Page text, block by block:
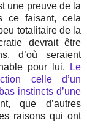
une preuve de la
ce faisant, cela
totalitaire de la
devrait être
d’où seraient
pour lui.
Le
celle d’un
instincts d’une
que d’autres
raisons qui ont